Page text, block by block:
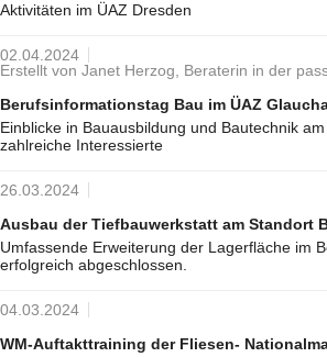
Aktivitäten im ÜAZ Dresden
02.04.2024
Erstellt von Janet Herzog, Beraterin in der
Berufsinformationstag Bau im ÜAZ
Einblicke in Bauausbildung und Bautechnik
zahlreiche Interessierte
26.03.2024
Ausbau der Tiefbauwerkstatt am Standort
Umfassende Erweiterung der Lagerfläche im
erfolgreich abgeschlossen.
04.03.2024
WM-Auftakttraining der Fliesen-